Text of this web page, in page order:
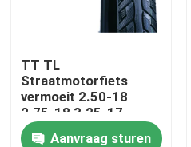
Band met drie wielen
De Band van de
Elektrische motorfietsband
TT TL
Straatmotorfiets
vermoeit 2.50-18
2.75-18 3.25-17
Versterkte J877
Aanvraag sturen